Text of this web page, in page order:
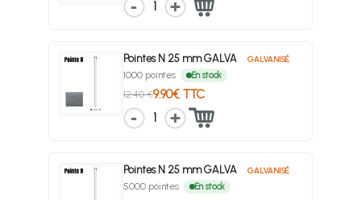
1
Pointes N 25 mm GALVA GALVANISÉ
1000 pointes En stock
12.40 €9.90€ TTC
1
Pointes N 25 mm GALVA GALVANISÉ
5000 pointes En stock